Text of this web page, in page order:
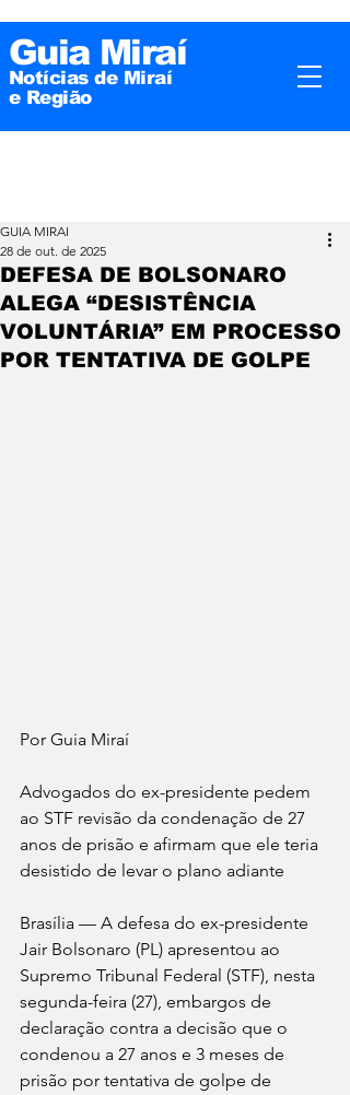
Guia Miraí
Notícias de Miraí
e Região
DEFESA DE BOLSONARO
ALEGA “DESISTÊNCIA
VOLUNTÁRIA” EM PROCESSO
POR TENTATIVA DE GOLPE
GUIA MIRAI
28 de out. de 2025
Por Guia Miraí
Advogados do ex-presidente pedem
ao STF revisão da condenação de 27
anos de prisão e afirmam que ele teria
desistido de levar o plano adiante
Brasília — A defesa do ex-presidente
Jair Bolsonaro (PL) apresentou ao
Supremo Tribunal Federal (STF), nesta
segunda-feira (27), embargos de
declaração contra a decisão que o
condenou a 27 anos e 3 meses de
prisão por tentativa de golpe de